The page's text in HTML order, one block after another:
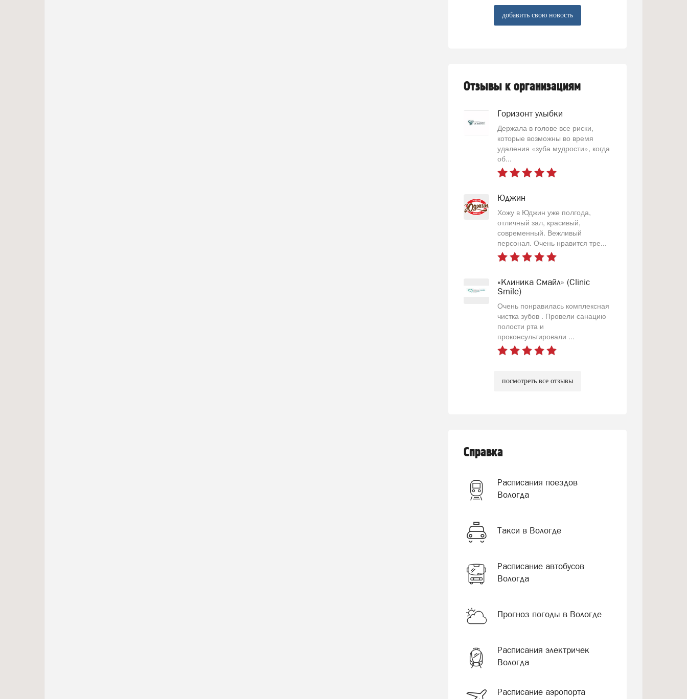
добавить свою новость
Отзывы к организациям
Горизонт улыбки
Держала в голове все риски,
которые возможны во время
удаления «зуба мудрости», когда
об...
Юджин
Хожу в Юджин уже полгода,
отличный зал, красивый,
современный. Вежливый
персонал. Очень нравится тре...
«Клиника Смайл» (Clinic
Smile)
Очень понравилась комплексная
чистка зубов . Провели санацию
полости рта и
проконсультировали ...
посмотреть все отзывы
Справка
Расписания поездов
Вологда
Такси в Вологде
Расписание автобусов
Вологда
Прогноз погоды в Вологде
Расписания электричек
Вологда
Расписание аэропорта